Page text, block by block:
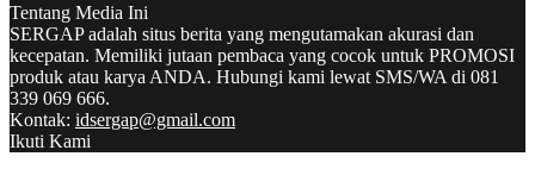
Tentang Media Ini
SERGAP adalah situs berita yang mengutamakan akurasi dan
kecepatan. Memiliki jutaan pembaca yang cocok untuk PROMOSI
produk atau karya ANDA. Hubungi kami lewat SMS/WA di 081
339 069 666.
Kontak: idsergap@gmail.com
Ikuti Kami